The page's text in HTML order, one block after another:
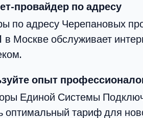
провайдер по адресу
по адресу Черепановых
в Москве обслуживает
опыт
Единой Системы
оптимальный тариф для